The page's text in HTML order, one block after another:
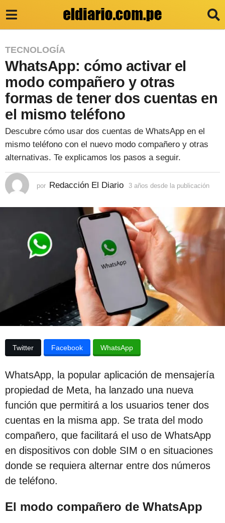
3
a
ñ
o
s
d
e
s
e
c
c
i
n
3
a
ñ
o
s
d
e
s
TECNOLOGÍA
WhatsApp: cómo activar el
modo compañero y otras
formas de tener dos cuentas en
el mismo teléfono
Descubre cómo usar dos cuentas de WhatsApp en el
mismo teléfono con el nuevo modo compañero y otras
alternativas. Te explicamos los pasos a seguir.
por Redacción El Diario 3 años desde la publicación
i
Twitter Facebook WhatsApp
WhatsApp, la popular aplicación de mensajería
propiedad de Meta, ha lanzado una nueva
función que permitirá a los usuarios tener dos
cuentas en la misma app. Se trata del modo
compañero, que facilitará el uso de WhatsApp
en dispositivos con doble SIM o en situaciones
donde se requiera alternar entre dos números
de teléfono.
El modo compañero de WhatsApp